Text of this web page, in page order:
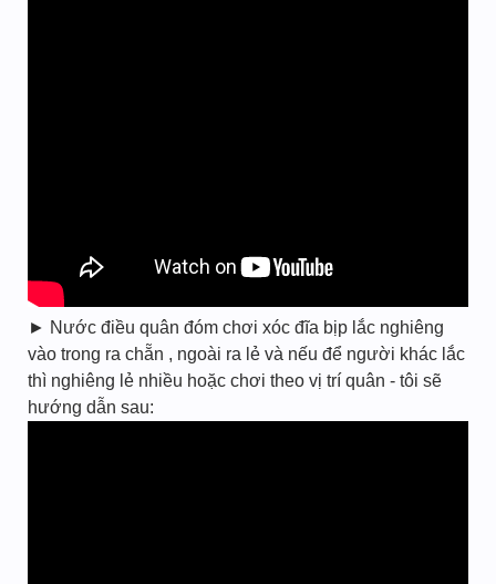
► Nước điều quân đóm chơi xóc đĩa bịp lắc nghiêng
vào trong ra chẵn , ngoài ra lẻ và nếu để người khác lắc
thì nghiêng lẻ nhiều hoặc chơi theo vị trí quân - tôi sẽ
hướng dẫn sau: